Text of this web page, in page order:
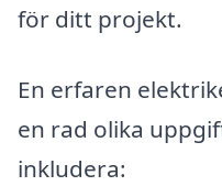
för ditt projekt.
En erfaren
en rad olika
inkludera: